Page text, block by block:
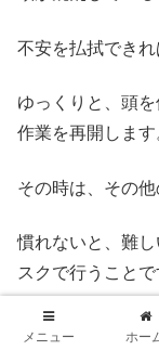
不安を払拭できれ
ゆっくりと、頭
作業を再開します
その時は、その
慣れないと、難
スクで行うことで
これが、やるこ
メニュー ホー